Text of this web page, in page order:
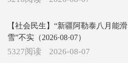
【社会民生】“新疆阿勒泰八月能滑
雪”不实（2026·08·07）
5327阅读 2026-08-07